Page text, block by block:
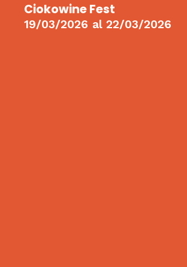
Ciokowine Fest
19/03/2026 al 22/03/2026